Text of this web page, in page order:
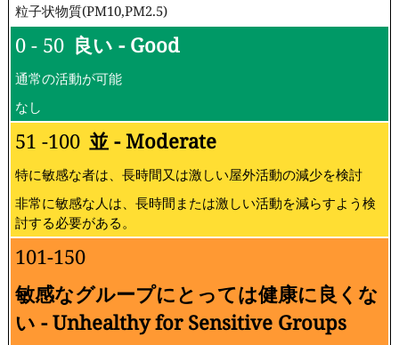
粒子状物質(PM10,PM2.5)
0 - 50 良い - Good
通常の活動が可能
なし
51 -100 並 - Moderate
特に敏感な者は、長時間又は激しい屋外活動の減少を検討
非常に敏感な人は、長時間または激しい活動を減らすよう検
討する必要がある。
101-150
敏感なグループにとっては健康に良くな
い - Unhealthy for Sensitive Groups